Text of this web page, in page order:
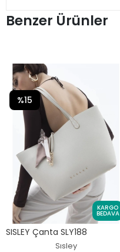
Benzer Ürünler
KARGO
BEDAVA
SISLEY Çanta SLY188
Sısley
%15